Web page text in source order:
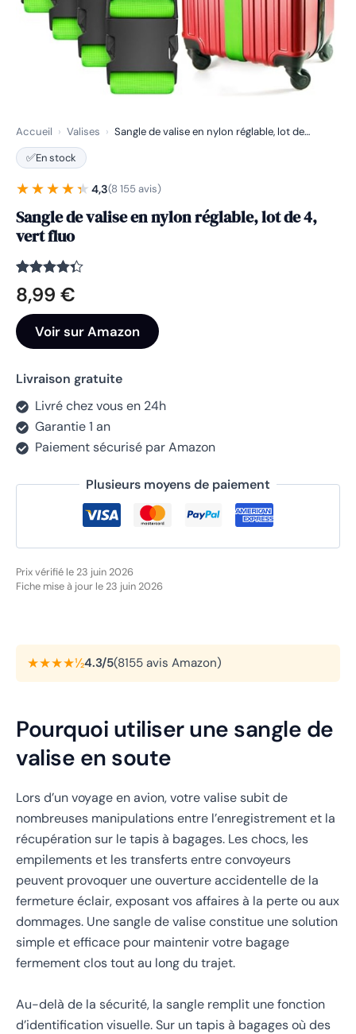
Accueil › Valises › Sangle de valise en nylon réglable, lot de…
✅En stock
★★★★★
★★★★★ 4,3(8 155 avis)
Sangle de valise en nylon réglable, lot de 4,
vert fluo
Noté 4.3
sur 5
8155
notations
client
8,99 €
Voir sur Amazon
Livraison gratuite
Livré chez vous en 24h
Garantie 1 an
Paiement sécurisé par Amazon
Plusieurs moyens de paiement
Prix vérifié le 23 juin 2026
Fiche mise à jour le 23 juin 2026
★★★★½4.3/5(8155 avis Amazon)
Pourquoi utiliser une sangle de
valise en soute
Lors d’un voyage en avion, votre valise subit de
nombreuses manipulations entre l’enregistrement et la
récupération sur le tapis à bagages. Les chocs, les
empilements et les transferts entre convoyeurs
peuvent provoquer une ouverture accidentelle de la
fermeture éclair, exposant vos affaires à la perte ou aux
dommages. Une sangle de valise constitue une solution
simple et efficace pour maintenir votre bagage
fermement clos tout au long du trajet.
Au-delà de la sécurité, la sangle remplit une fonction
d’identification visuelle. Sur un tapis à bagages où des